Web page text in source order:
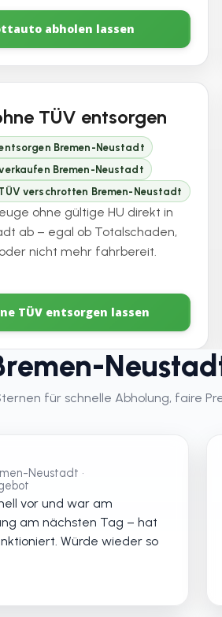
abholen lassen
TÜV entsorgen
Bremen-Neustadt
Bremen-Neustadt
verschrotten Bremen-Neustadt
ohne gültige HU direkt in
ab – egal ob Totalschaden,
nicht mehr fahrbereit.
TÜV entsorgen lassen
für schnelle Abholung, faire
Neustadt •
vor und war am
am nächsten Tag – hat
Würde wieder so